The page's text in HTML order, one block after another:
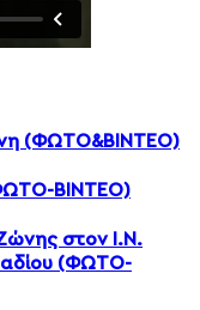
(ΦΩΤΟ&ΒΙΝΤΕΟ)
ΒΙΝΤΕΟ)
στον Ι.Ν.
(ΦΩΤΟ-